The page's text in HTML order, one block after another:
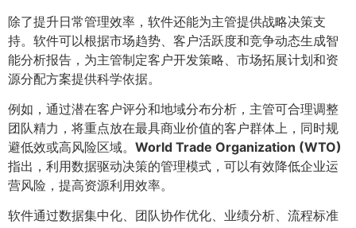
除了提升日常管理效率，软件还能为主管提供战略决策支
持。软件可以根据市场趋势、客户活跃度和竞争动态生成智
能分析报告，为主管制定客户开发策略、市场拓展计划和资
源分配方案提供科学依据。
例如，通过潜在客户评分和地域分布分析，主管可合理调整
团队精力，将重点放在最具商业价值的客户群体上，同时规
避低效或高风险区域。 World Trade Organization (WTO)
指出，利用数据驱动决策的管理模式，可以有效降低企业运
营风险，提高资源利用效率。
软件通过数据集中化、团队协作优化、业绩分析、流程标准